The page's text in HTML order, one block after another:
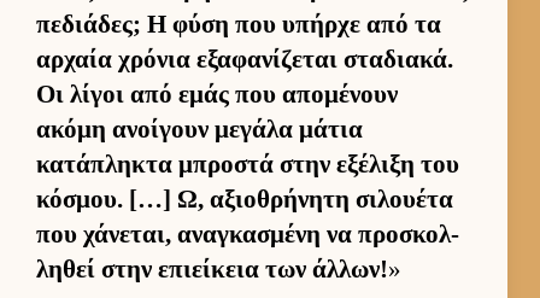
πεδιάδες; Η φύση που υπήρχε από τα
αρ­χαία χρόνια εξαφανίζεται σταδια­κά.
Οι λίγοι από εμάς που απομένουν
ακόμη ανοί­γουν μεγάλα μάτια
κατάπληκτα μπροστά στην εξέλιξη του
κόσμου. […] Ω, αξιο­θρήνητη σιλου­έτα
που χάνεται, αναγκασμένη να προσκολ­
ληθεί στην επιεί­κεια των άλ­λων!»